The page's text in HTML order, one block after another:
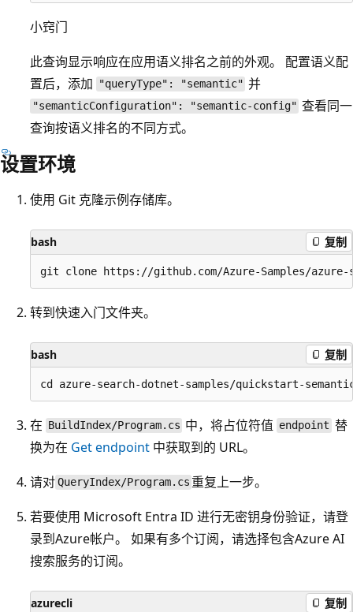
小窍门
此查询显示响应在应用语义排名之前的外观。 配置语义配
置后，添加
"queryType": "semantic" 并
"semanticConfiguration": "semantic-config" 查看同一
查询按语义排名的不同方式。
设置环境
使用 Git 克隆示例存储库。
bash 复制
转到快速入门文件夹。
bash 复制
在 BuildIndex/Program.cs 中，将占位符值 endpoint 替
换为在 Get endpoint 中获取到的 URL。
请对QueryIndex/Program.cs 重复上一步。
若要使用 Microsoft Entra ID 进行无密钥身份验证，请登
录到Azure帐户。 如果有多个订阅，请选择包含Azure AI
搜索服务的订阅。
azurecli 复制